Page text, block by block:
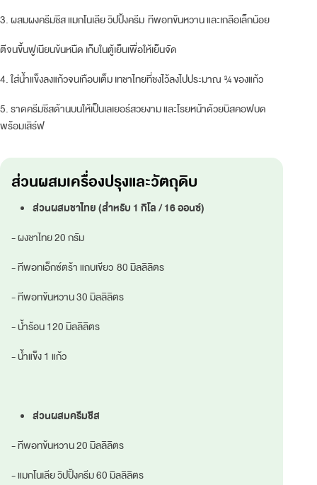
3. ผสมผงครีมชีส แมกโนเลีย วิปปิ้งครีม ทีพอทข้นหวาน และเกลือเล็กน้อย
ตีจนขึ้นฟูเนียนข้นหนืด เก็บในตู้เย็นเพื่อให้เย็นจัด
4. ใส่น้ําแข็งลงแก้วจนเกือบเต็ม เทชาไทยที่ชงไว้ลงไปประมาณ ¾ ของแก้ว
5. ราดครีมชีสด้านบนให้เป็นเลเยอร์สวยงาม และโรยหน้าด้วยบิสคอฟบด
พร้อมเสิร์ฟ
ส่วนผสมเครื่องปรุงและวัตถุดิบ
ส่วนผสมชาไทย (สำหรับ 1 กิโล / 16 ออนซ์)
- ผงชาไทย 20 กรัม
- ทีพอทเอ็กซ์ตร้า แถบเขียว 80 มิลลิลิตร
- ทีพอทข้นหวาน 30 มิลลิลิตร
- น้ำร้อน 120 มิลลิลิตร
- น้ำแข็ง 1 แก้ว
ส่วนผสมครีมชีส
- ทีพอทข้นหวาน 20 มิลลิลิตร
- แมกโนเลีย วิปปิ้งครีม 60 มิลลิลิตร